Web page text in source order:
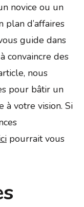
novice ou un
d’affaires
guide dans
convaincre des
nous
pour bâtir un
à votre vision. Si
pourrait vous